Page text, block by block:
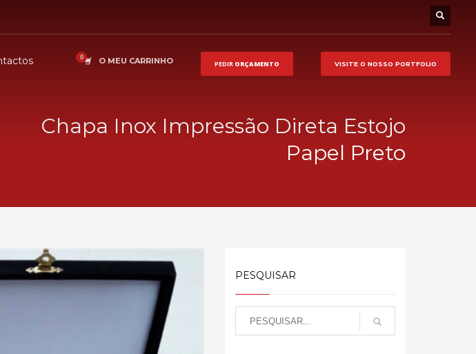
O MEU CARRINHO PEDIR ORÇAMENTO VISITE O NOSSO PORTFOLIO
Chapa Inox Impressão Direta Estojo
Papel Preto
PESQUISAR